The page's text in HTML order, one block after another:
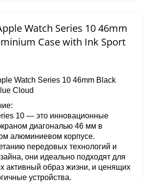
Watch Series 10 46mm
Case with Ink Sport
Watch Series 10 46mm Black
Cloud
10 — это инновационные
диагональю 46 мм в
алюминиевом корпусе.
передовых технологий и
они идеально подходят для
активный образ жизни, и ценящих
устройства.